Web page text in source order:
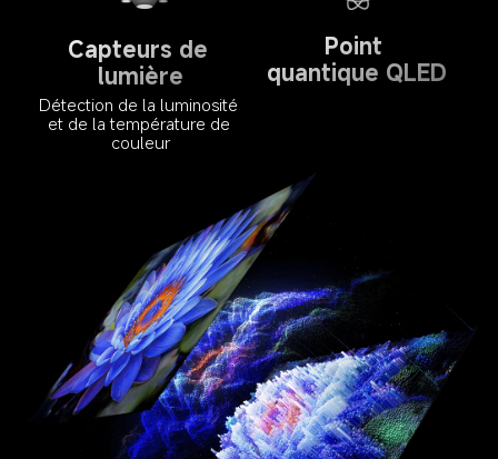
Capteurs de
lumière
Détection de la luminosité
et de la température de
couleur
Point
quantique QLED